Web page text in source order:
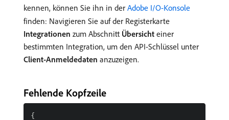
kennen, können Sie ihn in der Adobe I/O-Konsole
finden: Navigieren Sie auf der Registerkarte
Integrationen zum Abschnitt Übersicht einer
bestimmten Integration, um den API-Schlüssel unter
Client-Anmeldedaten anzuzeigen.
Fehlende Kopfzeile
{